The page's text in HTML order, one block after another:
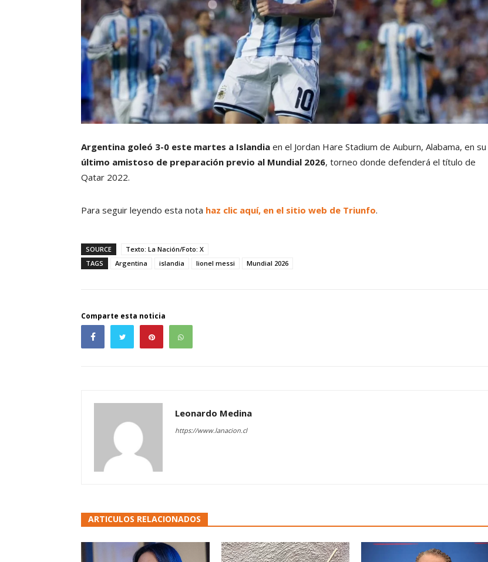
Argentina goleó 3-0 este martes a Islandia en el Jordan Hare Stadium de Auburn, Alabama, en su
último amistoso de preparación previo al Mundial 2026, torneo donde defenderá el título de
Qatar 2022.
Para seguir leyendo esta nota haz clic aquí, en el sitio web de Triunfo.
SOURCE
Texto: La Nación/Foto: X
TAGS
Argentina islandia lionel messi Mundial 2026
Comparte esta noticia
Leonardo Medina
https://www.lanacion.cl
ARTICULOS RELACIONADOS